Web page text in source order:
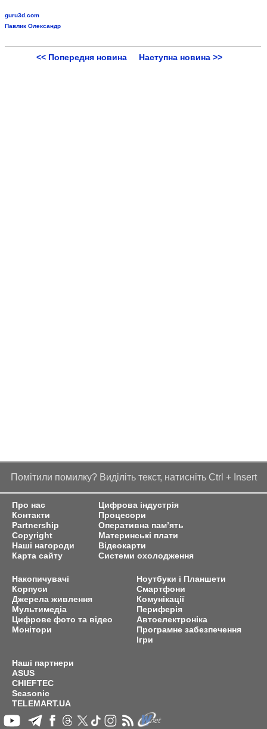
guru3d.com
Павлик Олександр
<< Попередня новина Наступна новина >>
Помітили помилку? Виділіть текст, натисніть Ctrl + Insert
Про нас
Контакти
Partnership
Copyright
Наші нагороди
Карта сайту
Цифрова індустрія
Процесори
Оперативна пам’ять
Материнські плати
Відеокарти
Системи охолодження
Накопичувачі
Корпуси
Джерела живлення
Мультимедіа
Цифрове фото та відео
Монітори
Ноутбуки і Планшети
Смартфони
Комунікації
Периферія
Автоелектроніка
Програмне забезпечення
Ігри
Наші партнери
ASUS
CHIEFTEC
Seasonic
TELEMART.UA